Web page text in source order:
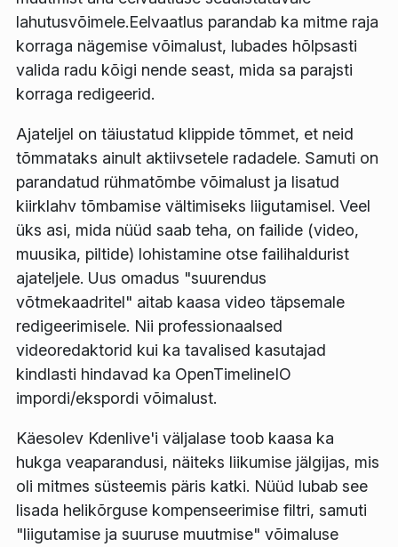
lahutusvõimele.Eelvaatlus parandab ka mitme raja
korraga nägemise võimalust, lubades hõlpsasti
valida radu kõigi nende seast, mida sa parajsti
korraga redigeerid.
Ajateljel on täiustatud klippide tõmmet, et neid
tõmmataks ainult aktiivsetele radadele. Samuti on
parandatud rühmatõmbe võimalust ja lisatud
kiirklahv tõmbamise vältimiseks liigutamisel. Veel
üks asi, mida nüüd saab teha, on failide (video,
muusika, piltide) lohistamine otse failihaldurist
ajateljele. Uus omadus "suurendus
võtmekaadritel" aitab kaasa video täpsemale
redigeerimisele. Nii professionaalsed
videoredaktorid kui ka tavalised kasutajad
kindlasti hindavad ka OpenTimelineIO
impordi/ekspordi võimalust.
Käesolev Kdenlive'i väljalase toob kaasa ka
hukga veaparandusi, näiteks liikumise jälgijas, mis
oli mitmes süsteemis päris katki. Nüüd lubab see
lisada helikõrguse kompenseerimise filtri, samuti
"liigutamise ja suuruse muutmise" võimaluse